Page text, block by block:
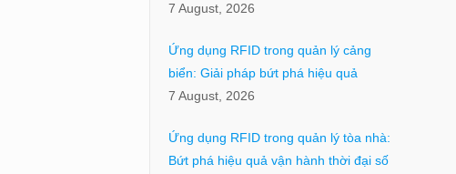
7 August, 2026
Ứng dụng RFID trong quản lý cảng
biển: Giải pháp bứt phá hiệu quả
7 August, 2026
Ứng dụng RFID trong quản lý tòa nhà:
Bứt phá hiệu quả vận hành thời đại số